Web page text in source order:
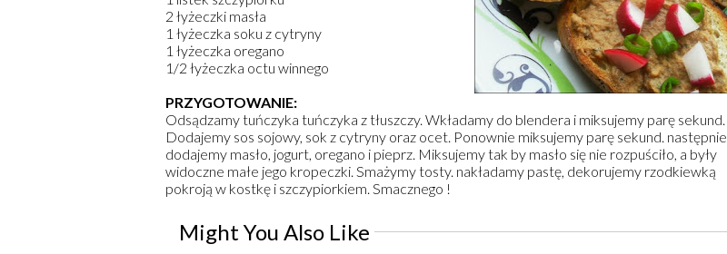
2 łyżeczki masła
1 łyżeczka soku z cytryny
1 łyżeczka oregano
1/2 łyżeczka octu winnego
PRZYGOTOWANIE:
Odsądzamy tuńczyka tuńczyka z tłuszczy. Wkładamy do blendera i miksujemy parę sekund.
Dodajemy sos sojowy, sok z cytryny oraz ocet. Ponownie miksujemy parę sekund. następnie
dodajemy masło, jogurt, oregano i pieprz. Miksujemy tak by masło się nie rozpuściło, a były
widoczne małe jego kropeczki. Smażymy tosty. nakładamy pastę, dekorujemy rzodkiewką
pokroją w kostkę i szczypiorkiem. Smacznego !
Might You Also Like